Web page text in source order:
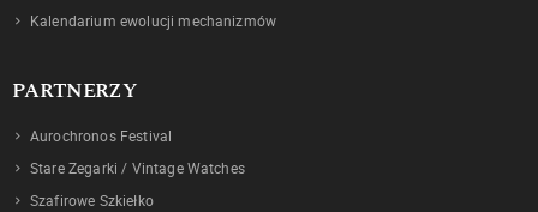
Kalendarium ewolucji mechanizmów
PARTNERZY
Aurochronos Festival
Stare Zegarki / Vintage Watches
Szafirowe Szkiełko